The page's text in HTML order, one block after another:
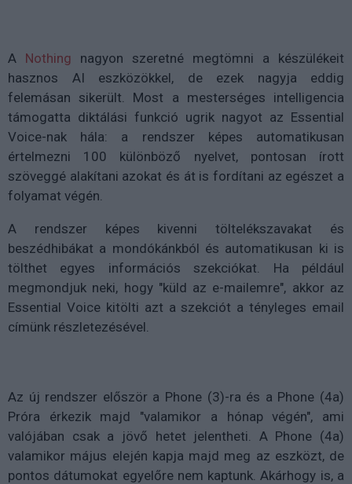
A Nothing nagyon szeretné megtömni a készülékeit
hasznos AI eszközökkel, de ezek nagyja eddig
felemásan sikerült. Most a mesterséges intelligencia
támogatta diktálási funkció ugrik nagyot az Essential
Voice-nak hála: a rendszer képes automatikusan
értelmezni 100 különböző nyelvet, pontosan írott
szöveggé alakítani azokat és át is fordítani az egészet a
folyamat végén.
A rendszer képes kivenni töltelékszavakat és
beszédhibákat a mondókánkból és automatikusan ki is
tölthet egyes információs szekciókat. Ha például
megmondjuk neki, hogy "küld az e-mailemre", akkor az
Essential Voice kitölti azt a szekciót a tényleges email
címünk részletezésével.
Az új rendszer először a Phone (3)-ra és a Phone (4a)
Próra érkezik majd "valamikor a hónap végén", ami
valójában csak a jövő hetet jelentheti. A Phone (4a)
valamikor május elején kapja majd meg az eszközt, de
pontos dátumokat egyelőre nem kaptunk. Akárhogy is, a